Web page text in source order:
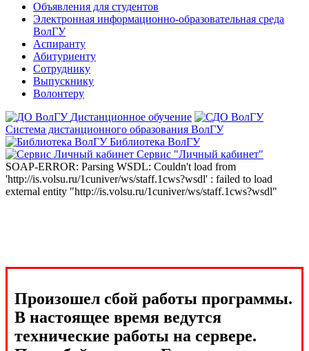
Объявления для студентов
Электронная информационно-образовательная среда
ВолГУ
Аспиранту
Абитуриенту
Сотруднику
Выпускнику
Волонтеру
Дистанционное обучение
Система дистанционного образования ВолГУ
Библиотека ВолГУ
Сервис "Личный кабинет"
SOAP-ERROR: Parsing WSDL: Couldn't load from
'http://is.volsu.ru/1cuniver/ws/staff.1cws?wsdl' : failed to load
external entity "http://is.volsu.ru/1cuniver/ws/staff.1cws?wsdl"
Произошел сбой работы программы.
В настоящее время ведутся
технические работы на сервере.